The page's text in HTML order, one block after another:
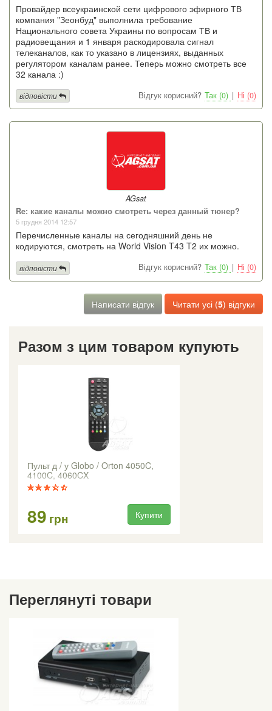
Провайдер всеукраинской сети цифрового эфирного ТВ
компания "Зеонбуд" выполнила требование
Национального совета Украины по вопросам ТВ и
радиовещания и 1 января раскодировала сигнал
телеканалов, как то указано в лицензиях, выданных
регулятором каналам ранее. Теперь можно смотреть все
32 канала :)
Відгук корисний? Так (0) | Ні (0)
відповісти
AGsat
Re: какие каналы можно смотреть через данный тюнер?
5 грудня 2014 12:57
Перечисленные каналы на сегодняшний день не
кодируются, смотреть на World Vision T43 T2 их можно.
Відгук корисний? Так (0) | Ні (0)
відповісти
Написати відгук Читати усі (5) відгуки
Разом з цим товаром купують
Пульт д / у Globo / Orton 4050C,
4100C, 4060CX
89 грн Купити
Переглянуті товари